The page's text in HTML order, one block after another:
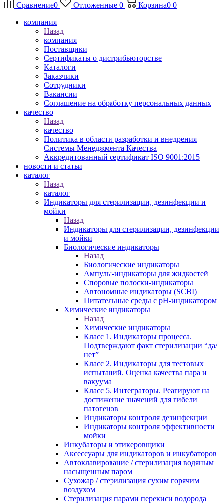
Сравнение0 Отложенные 0 Корзина0 0
компания
Назад
компания
Поставщики
Сертификаты о дистрибьюторстве
Каталоги
Заказчики
Сотрудники
Вакансии
Соглашение на обработку персональных данных
качество
Назад
качество
Политика в области разработки и внедрения
Системы Менеджмента Качества
Аккредитованный сертификат ISO 9001:2015
новости и статьи
каталог
Назад
каталог
Индикаторы для стерилизации, дезинфекции и
мойки
Назад
Индикаторы для стерилизации, дезинфекции
и мойки
Биологические индикаторы
Назад
Биологические индикаторы
Ампулы-индикаторы для жидкостей
Споровые полоски-индикаторы
Автономные индикаторы (SCBI)
Питательные среды с рН-индикатором
Химические индикаторы
Назад
Химические индикаторы
Класс 1. Индикаторы процесса.
Подтверждают факт стерилизации “да/
нет”
Класс 2. Индикаторы для тестовых
испытаний. Оценка качества пара и
вакуума
Класс 5. Интеграторы. Реагируют на
достижение значений для гибели
патогенов
Индикаторы контроля дезинфекции
Индикаторы контроля эффективности
мойки
Инкубаторы и этикеровщики
Аксессуары для индикаторов и инкубаторов
Автоклавирование / стерилизация водяным
насыщенным паром
Сухожар / стерилизация сухим горячим
воздухом
Стерилизация парами перекиси водорода